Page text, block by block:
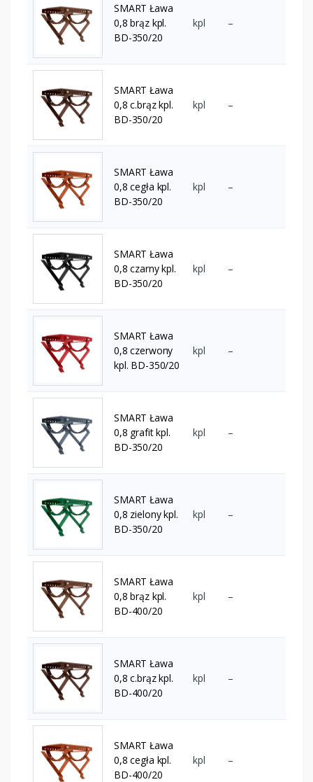
SMART Ława
0,8 brąz kpl.
BD-350/20
kpl –
SMART Ława
0,8 c.brąz kpl.
BD-350/20
kpl –
SMART Ława
0,8 cegła kpl.
BD-350/20
kpl –
SMART Ława
0,8 czarny kpl.
BD-350/20
kpl –
SMART Ława
0,8 czerwony
kpl. BD-350/20
kpl –
SMART Ława
0,8 grafit kpl.
BD-350/20
kpl –
SMART Ława
0,8 zielony kpl.
BD-350/20
kpl –
SMART Ława
0,8 brąz kpl.
BD-400/20
kpl –
SMART Ława
0,8 c.brąz kpl.
BD-400/20
kpl –
SMART Ława
0,8 cegła kpl.
BD-400/20
kpl –